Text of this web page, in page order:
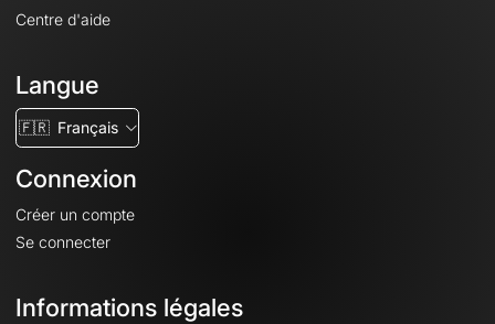
Centre d'aide
Langue
🇫🇷 Français
Connexion
Créer un compte
Se connecter
Informations légales